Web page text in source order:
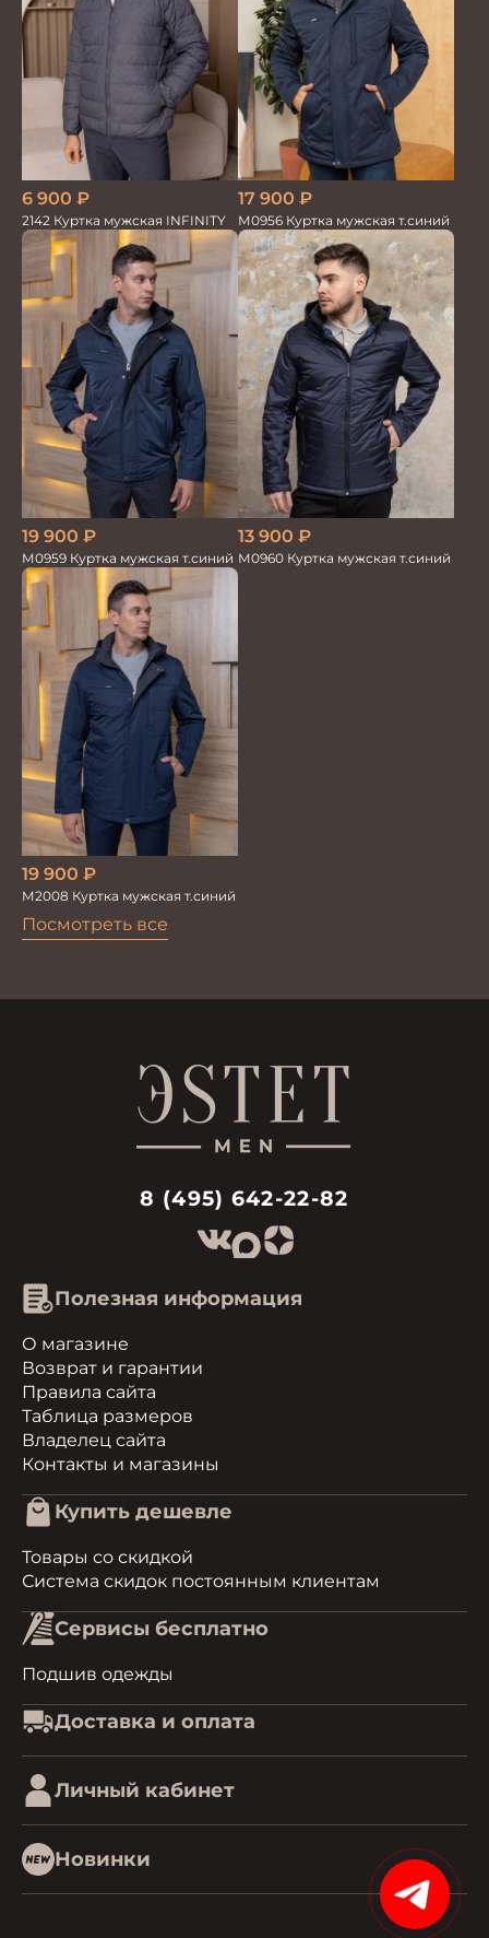
Посмотреть все
6 900 ₽
2142 Куртка мужская INFINITY
17 900 ₽
М0956 Куртка мужская т.синий
19 900 ₽
М0959 Куртка мужская т.синий
13 900 ₽
М0960 Куртка мужская т.синий
19 900 ₽
М2008 Куртка мужская т.синий
8 (495) 642-22-82
Полезная информация
О магазине
Возврат и гарантии
Правила сайта
Таблица размеров
Владелец сайта
Контакты и магазины
Купить дешевле
Товары со скидкой
Система скидок постоянным клиентам
Сервисы бесплатно
Подшив одежды
Доставка и оплата
Личный кабинет
Новинки